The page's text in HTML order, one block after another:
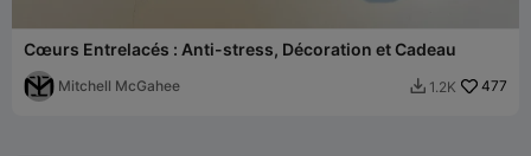
Cœurs Entrelacés : Anti-stress, Décoration et Cadeau
Mitchell McGahee  1.2K 477